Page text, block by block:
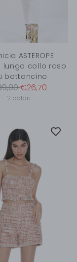
ASTEROPE
lunga collo raso
bottoncino
€26,70
2 colori